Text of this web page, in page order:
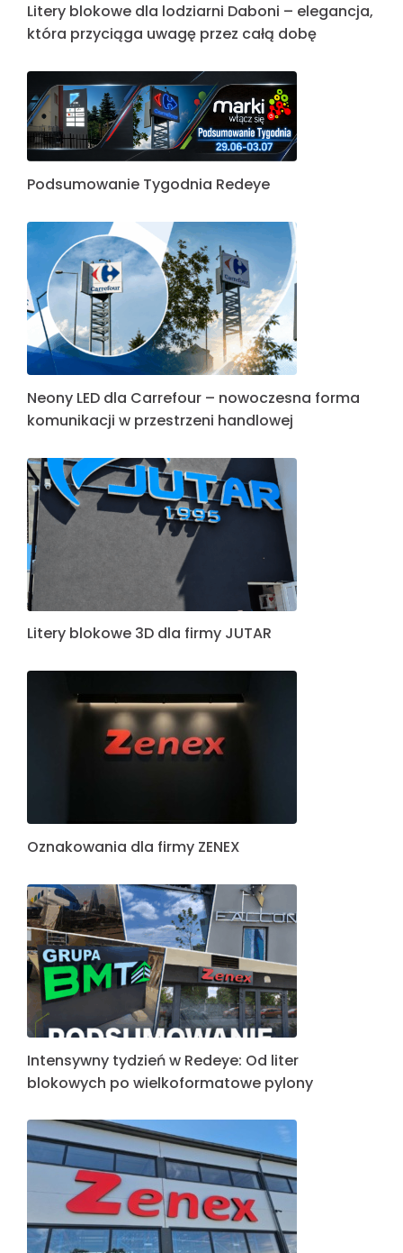
Litery blokowe dla lodziarni Daboni – elegancja,
która przyciąga uwagę przez całą dobę
Podsumowanie Tygodnia Redeye
Neony LED dla Carrefour – nowoczesna forma
komunikacji w przestrzeni handlowej
Litery blokowe 3D dla firmy JUTAR
Oznakowania dla firmy ZENEX
Intensywny tydzień w Redeye: Od liter
blokowych po wielkoformatowe pylony